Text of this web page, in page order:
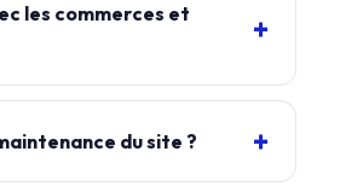
les commerces et
du site ?